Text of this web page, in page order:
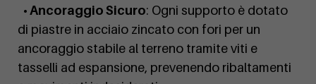
• Ancoraggio Sicuro: Ogni supporto è dotato
di piastre in acciaio zincato con fori per un
ancoraggio stabile al terreno tramite viti e
tasselli ad espansione, prevenendo ribaltamenti